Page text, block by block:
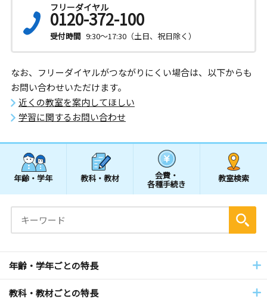
フリーダイヤル
0120-372-100
受付時間 9:30～17:30（土日、祝日除く）
なお、フリーダイヤルがつながりにくい場合は、以下からも
お問い合わせいただけます。
近くの教室を案内してほしい
学習に関するお問い合わせ
年齢・学年 教科・教材 会費・
各種手続き
教室検索
年齢・学年ごとの特長
教科・教材ごとの特長